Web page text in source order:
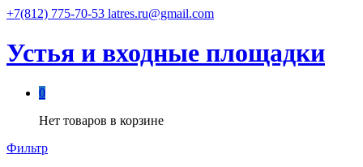
+7(812) 775-70-53 latres.ru@gmail.com
Устья и входные площадки
0
Нет товаров в корзине
Фильтр